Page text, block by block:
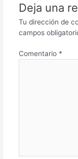
Deja una
Tu dirección de
campos
Comentario *